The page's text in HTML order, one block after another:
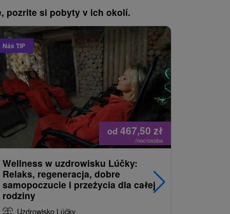
pozrite si pobyty v ich okolí.
Náš TIP
od 467,50 zł
/noc/osoba
Wellness w uzdrowisku Lúčky:
Relaks, regeneracja, dobre
samopoczucie i przeżycia dla całej
rodziny
Uzdrowisko Lúčky